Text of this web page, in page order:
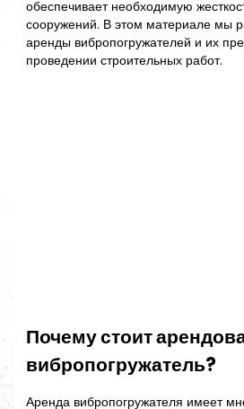
обеспечивает необходимую
сооружений. В этом материале мы
аренды вибропогружателей и их
проведении строительных работ.
Почему стоит
вибропогружатель?
Аренда вибропогружателя имеет